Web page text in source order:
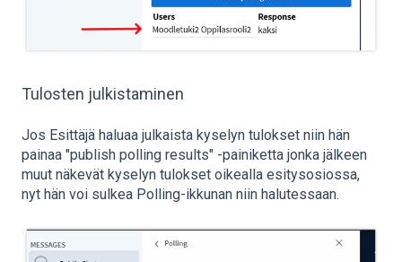
Tulosten julkistaminen
Jos Esittäjä haluaa julkaista kyselyn tulokset niin hän
painaa "publish polling results" -painiketta jonka jälkeen
muut näkevät kyselyn tulokset oikealla esitysosiossa,
nyt hän voi sulkea Polling-ikkunan niin halutessaan.